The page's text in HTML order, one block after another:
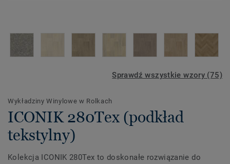
Sprawdź wszystkie wzory (75)
Wykładziny Winylowe w Rolkach
ICONIK 280Tex (podkład
tekstylny)
Kolekcja ICONIK 280Tex to doskonałe rozwiązanie do